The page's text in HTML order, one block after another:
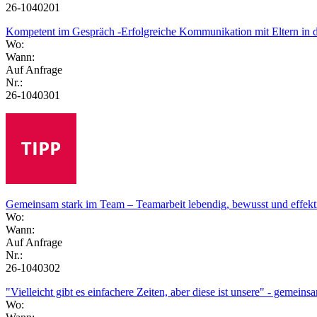
26-1040201
Kompetent im Gespräch -Erfolgreiche Kommunikation mit Eltern in
Wo:
Wann:
Auf Anfrage
Nr.:
26-1040301
Gemeinsam stark im Team – Teamarbeit lebendig, bewusst und
Wo:
Wann:
Auf Anfrage
Nr.:
26-1040302
"Vielleicht gibt es einfachere Zeiten, aber diese ist unsere" -
Wo: